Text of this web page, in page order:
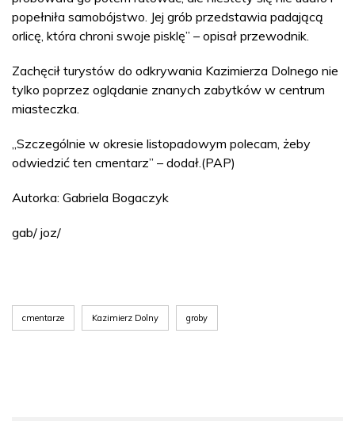
popełniła samobójstwo. Jej grób przedstawia padającą
orlicę, która chroni swoje pisklę” – opisał przewodnik.
Zachęcił turystów do odkrywania Kazimierza Dolnego nie
tylko poprzez oglądanie znanych zabytków w centrum
miasteczka.
„Szczególnie w okresie listopadowym polecam, żeby
odwiedzić ten cmentarz” – dodał.(PAP)
Autorka: Gabriela Bogaczyk
gab/ joz/
cmentarze Kazimierz Dolny groby